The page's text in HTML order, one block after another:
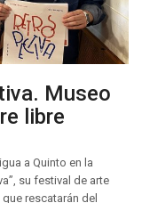
Museo
libre
a Quinto en la
su festival de arte
rescatarán del